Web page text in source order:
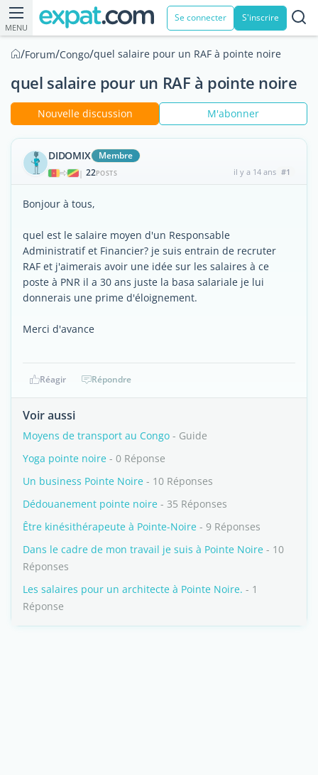
MENU
Se connecter S'inscrire
/Forum/Congo/quel salaire pour un RAF à pointe noire
quel salaire pour un RAF à pointe noire
Nouvelle discussion M'abonner
DIDOMIX Membre
| 22POSTS il y a 14 ans #1
Bonjour à tous,
quel est le salaire moyen d'un Responsable
Administratif et Financier? je suis entrain de recruter
RAF et j'aimerais avoir une idée sur les salaires à ce
poste à PNR il a 30 ans juste la basa salariale je lui
donnerais une prime d'éloignement.
Merci d'avance
Réagir Répondre
Voir aussi
Moyens de transport au Congo - Guide
Yoga pointe noire - 0 Réponse
Un business Pointe Noire - 10 Réponses
Dédouanement pointe noire - 35 Réponses
Être kinésithérapeute à Pointe-Noire - 9 Réponses
Dans le cadre de mon travail je suis à Pointe Noire - 10
Réponses
Les salaires pour un architecte à Pointe Noire. - 1
Réponse